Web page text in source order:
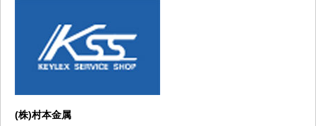
(株)村本金属